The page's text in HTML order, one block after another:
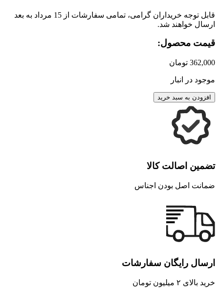
قابل توجه خریداران گرامی، تمامی سفارشات از 15 مرداد به بعد
ارسال خواهند شد.
قیمت محصول:
362,000 تومان
موجود در انبار
افزودن به سبد خرید
تضمین اصالت کالا
ضمانت اصل بودن اجناس
ارسال رایگان سفارشات
خرید بالای ۲ میلیون تومان